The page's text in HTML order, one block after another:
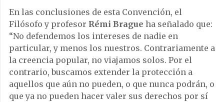
En las conclusiones de esta Convención, el
Filósofo y profesor Rémi Brague ha señalado que:
“No defendemos los intereses de nadie en
particular, y menos los nuestros. Contrariamente a
la creencia popular, no viajamos solos. Por el
contrario, buscamos extender la protección a
aquellos que aún no pueden, o que nunca podrán, o
que ya no pueden hacer valer sus derechos por sí